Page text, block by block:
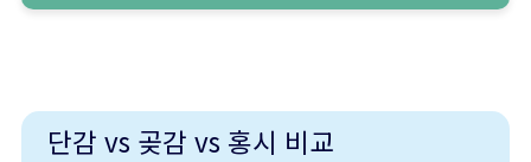
단감 vs 곶감 vs 홍시 비교